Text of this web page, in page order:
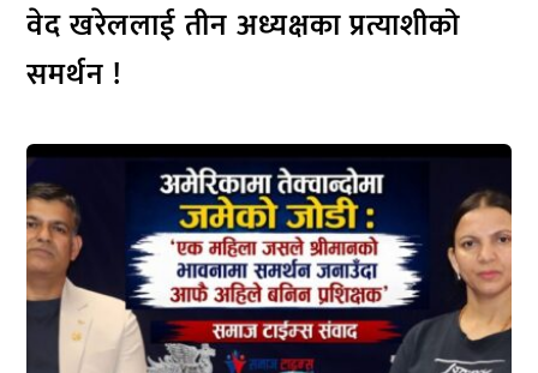
वेद खरेललाई तीन अध्यक्षका प्रत्याशीको
समर्थन !